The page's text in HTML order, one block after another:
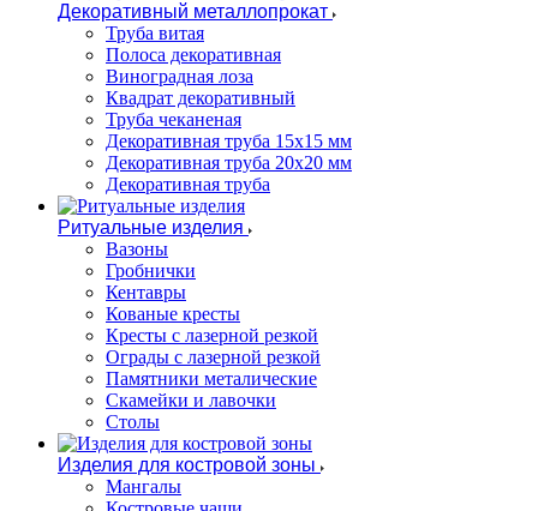
Декоративный металлопрокат
Труба витая
Полоса декоративная
Виноградная лоза
Квадрат декоративный
Труба чеканеная
Декоративная труба 15х15 мм
Декоративная труба 20х20 мм
Декоративная труба
Ритуальные изделия
Вазоны
Гробнички
Кентавры
Кованые кресты
Кресты с лазерной резкой
Ограды с лазерной резкой
Памятники металические
Скамейки и лавочки
Столы
Изделия для костровой зоны
Мангалы